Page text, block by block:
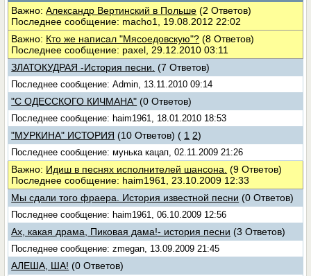
Важно:Александр Вертинский в Польше (2 Ответов)
Последнее сообщение: macho1, 19.08.2012 22:02
Важно: Кто же написал "Мясоедовскую"? (8 Ответов)
Последнее сообщение: paxel, 29.12.2010 03:11
ЗЛАТОКУДРАЯ -История песни. (7 Ответов)
Последнее сообщение: Admin, 13.11.2010 09:14
"С ОДЕССКОГО КИЧМАНА" (0 Ответов)
Последнее сообщение: haim1961, 18.01.2010 18:53
"МУРКИНА" ИСТОРИЯ (10 Ответов) ( 1 2)
Последнее сообщение: мунька кацап, 02.11.2009 21:26
Важно: Идиш в песнях исполнителей шансона. (9 Ответов)
Последнее сообщение: haim1961, 23.10.2009 12:33
Мы сдали того фраера. История известной песни (0 Ответов)
Последнее сообщение: haim1961, 06.10.2009 12:56
Ах, какая драма, Пиковая дама!- история песни (3 Ответов)
Последнее сообщение: zmegan, 13.09.2009 21:45
АЛЕША, ША! (0 Ответов)